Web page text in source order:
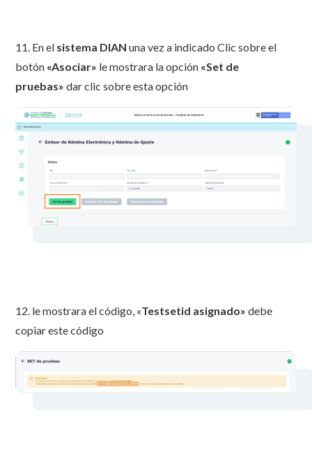
11. En el sistema DIAN una vez a indicado Clic sobre el
botón «Asociar» le mostrara la opción «Set de
pruebas»dar clic sobre esta opción
12. le mostrara el código, «Testsetid asignado»debe
copiar este código